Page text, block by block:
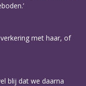
verkering met haar, of
blij dat we daarna